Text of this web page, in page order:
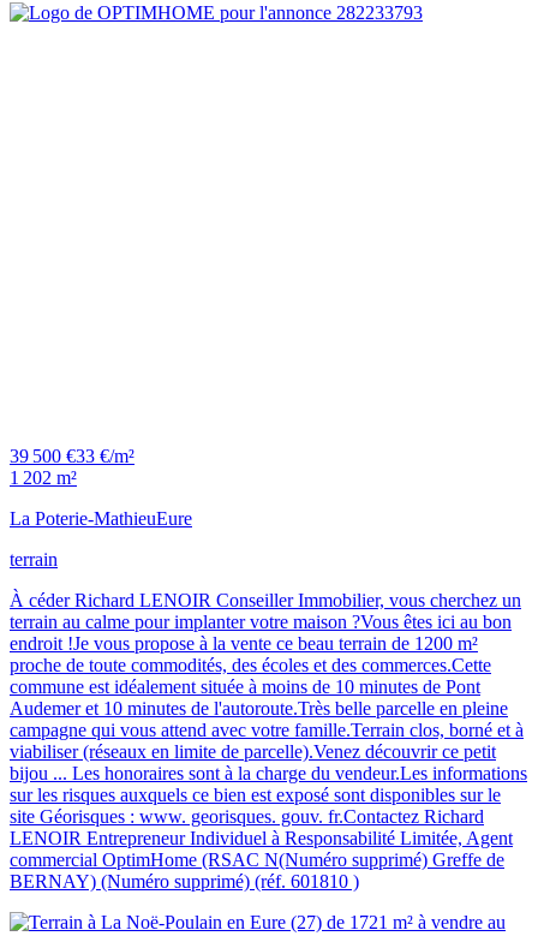
39 500 €33 €/m²
1 202 m²
La Poterie-MathieuEure
terrain
À céder Richard LENOIR Conseiller Immobilier, vous cherchez un
terrain au calme pour implanter votre maison ?Vous êtes ici au bon
endroit !Je vous propose à la vente ce beau terrain de 1200 m²
proche de toute commodités, des écoles et des commerces.Cette
commune est idéalement située à moins de 10 minutes de Pont
Audemer et 10 minutes de l'autoroute.Très belle parcelle en pleine
campagne qui vous attend avec votre famille.Terrain clos, borné et à
viabiliser (réseaux en limite de parcelle).Venez découvrir ce petit
bijou ... Les honoraires sont à la charge du vendeur.Les informations
sur les risques auxquels ce bien est exposé sont disponibles sur le
site Géorisques : www. georisques. gouv. fr.Contactez Richard
LENOIR Entrepreneur Individuel à Responsabilité Limitée, Agent
commercial OptimHome (RSAC N(Numéro supprimé) Greffe de
BERNAY) (Numéro supprimé) (réf. 601810 )